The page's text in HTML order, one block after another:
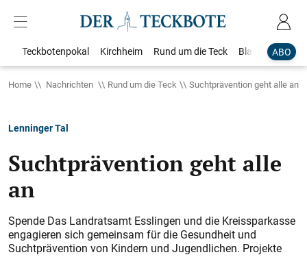
ABO
Teckbotenpokal Kirchheim Rund um die Teck Blaulicht
Home Nachrichten Rund um die Teck Suchtprävention geht alle an
Lenninger Tal
Suchtprävention geht alle
an
Spende Das Landratsamt Esslingen und die Kreissparkasse
engagieren sich gemeinsam für die Gesundheit und
Suchtprävention von Kindern und Jugendlichen. Projekte